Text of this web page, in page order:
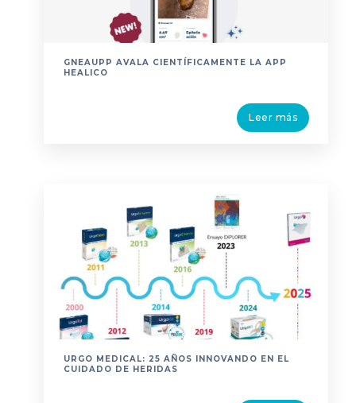
GNEAUPP AVALA CIENTÍFICAMENTE LA APP
HEALICO
Leer más
URGO MEDICAL: 25 AÑOS INNOVANDO EN EL
CUIDADO DE HERIDAS